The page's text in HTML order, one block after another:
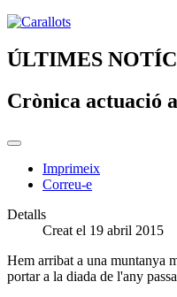
ÚLTIMES
Crònica actuació
Imprimeix
Correu-e
Detalls
Creat el 19 abril 2015
Hem arribat a una muntanya
portar a la diada de l'any